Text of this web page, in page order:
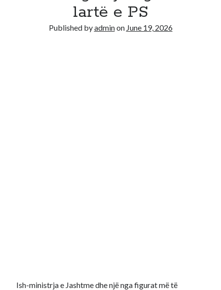
Recent Comments
No comments to show.
lartë e PS
Published byadminon June 19, 2026
Ish-ministrja e Jashtme dhe një nga figurat më të